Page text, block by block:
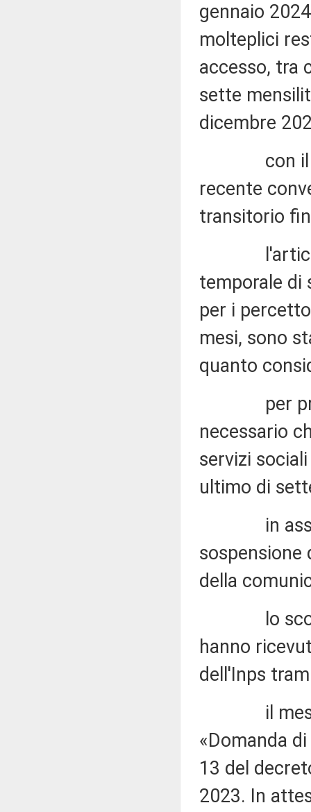
gennaio
molteplici
accesso, tra
sette
dicembre
con il
recente
transitorio
l'articolo
temporale di
per i
mesi, sono
quanto
per
necessario
servizi
ultimo di
in
sospensione
della
lo scorso
hanno
dell'Inps
il
«Domanda
13 del
2023. In